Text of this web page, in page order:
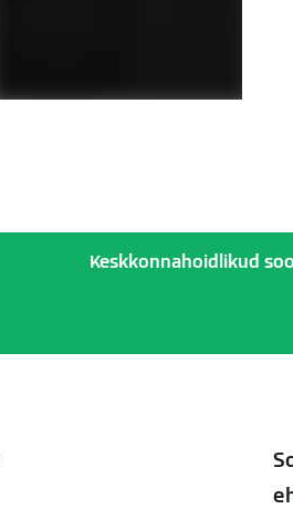
Keskkonnahoidlikud